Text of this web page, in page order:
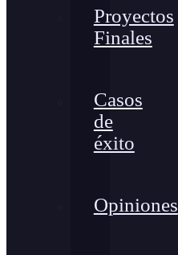
Proyectos
Finales
Casos
de
éxito
Opiniones